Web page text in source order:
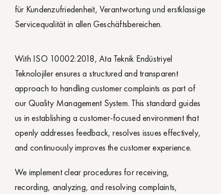
für Kundenzufriedenheit, Verantwortung und erstklassige
Servicequalität in allen Geschäftsbereichen.
With ISO 10002:2018, Ata Teknik Endüstriyel
Teknolojiler ensures a structured and transparent
approach to handling customer complaints as part of
our Quality Management System. This standard guides
us in establishing a customer-focused environment that
openly addresses feedback, resolves issues effectively,
and continuously improves the customer experience.
We implement clear procedures for receiving,
recording, analyzing, and resolving complaints,